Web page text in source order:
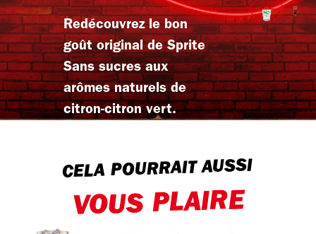
Redécouvrez le bon
goût original de Sprite
Sans sucres aux
arômes naturels de
citron-citron vert.
CELA POURRAIT AUSSI
VOUS PLAIRE